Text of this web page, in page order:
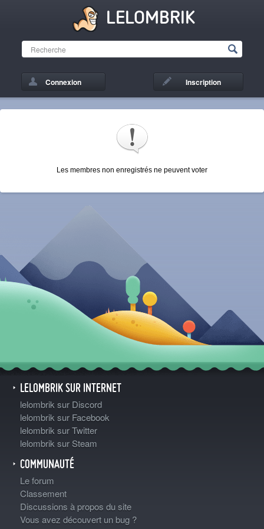
LELOMBRIK
Connexion Inscription
Les membres non enregistrés ne peuvent voter
LELOMBRIK SUR INTERNET
lelombrik sur Discord
lelombrik sur Facebook
lelombrik sur Twitter
lelombrik sur Steam
COMMUNAUTÉ
Le forum
Classement
Discussions à propos du site
Vous avez découvert un bug ?